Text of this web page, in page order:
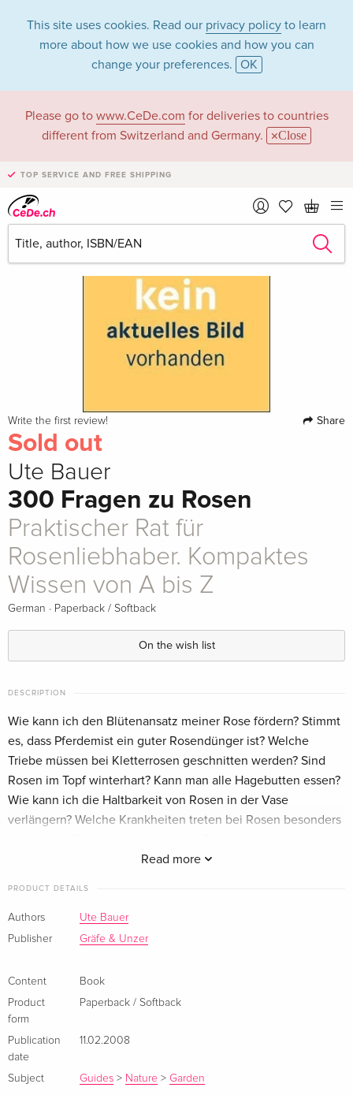
This site uses cookies. Read our privacy policy to learn
more about how we use cookies and how you can
change your preferences. OK
Please go to www.CeDe.com for deliveries to countries
different from Switzerland and Germany.
Close
TOP SERVICE AND FREE SHIPPING
Write the first review! Share
Sold out
Ute Bauer
300 Fragen zu Rosen
Praktischer Rat für
Rosenliebhaber. Kompaktes
Wissen von A bis Z
German · Paperback / Softback
On the wish list
DESCRIPTION
Read more
Wie kann ich den Blütenansatz meiner Rose fördern? Stimmt
es, dass Pferdemist ein guter Rosendünger ist? Welche
Triebe müssen bei Kletterrosen geschnitten werden? Sind
Rosen im Topf winterhart? Kann man alle Hagebutten essen?
Wie kann ich die Haltbarkeit von Rosen in der Vase
verlängern? Welche Krankheiten treten bei Rosen besonders
täglichen Umgang mit Rosen stellen, beantwortet Ute Bauer
geeignete Sorten auswählen: Das kompakte
Nachschlagewerk bietet eine Fülle praktischer Tipps, die
rundum gesund und schön zu halten. Sortiert nach 5
Themenbereichen werden die Fragen innerhalb der
Bereiche alphabetisch nach Schlagworten geordnet. Und als
Extra: Die schönsten Rosensorten für den Garten.
About the author
PRODUCT DETAILS
Authors
Ute Bauer
Publisher
Gräfe & Unzer
Content
Book
Product
form
Paperback / Softback
Publication
date
11.02.2008
Subject Guides > Nature > Garden